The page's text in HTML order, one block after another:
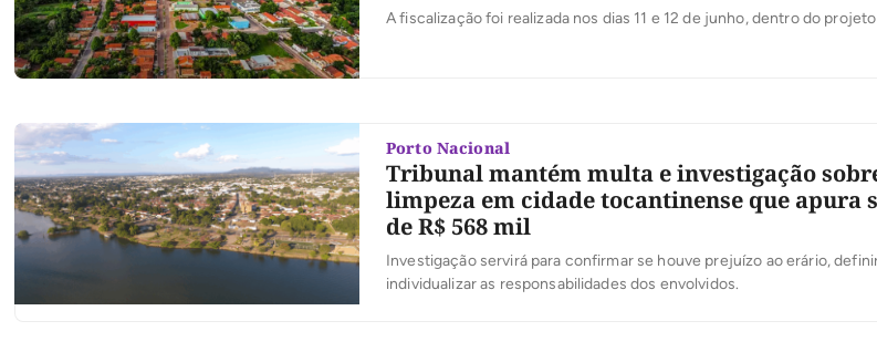
A fiscalização foi realizada nos dias 11 e 12 de junho, dentro do
Porto Nacional
Tribunal mantém multa e investigação
limpeza em cidade tocantinense que apura
de R$ 568 mil
Investigação servirá para confirmar se houve prejuízo ao erário,
individualizar as responsabilidades dos envolvidos.